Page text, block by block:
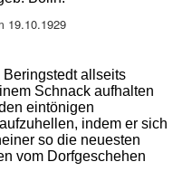
19.10.1929
allseits
Schnack aufhalten
eintönigen
indem er sich
so die neuesten
vom Dorfgeschehen